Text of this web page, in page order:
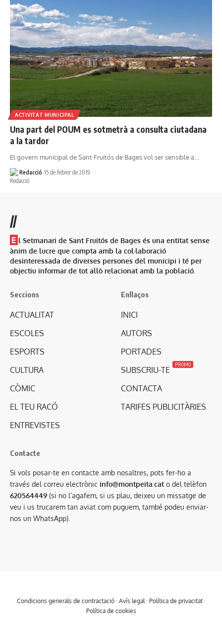
ACTIVITAT MUNICIPAL
Una part del POUM es sotmetrà a consulta ciutadana
a la tardor
El govern municipal de Sant Fruitós de Bages vol ser sensible a…
Redacció 15 de febrer de 2019
//
E l Setmanari de Sant Fruitós de Bages és una entitat sense
ànim de lucre que compta amb la col·laboració
desinteressada de diverses persones del municipi i té per
objectiu informar de tot allò relacionat amb la població.
Seccions
ACTUALITAT
ESCOLES
ESPORTS
CULTURA
CÒMIC
EL TEU RACÓ
ENTREVISTES
Enllaços
INICI
AUTORS
PORTADES
SUBSCRIU-TE
PROMO
CONTACTA
TARIFES PUBLICITÀRIES
Contacte
Si vols posar-te en contacte amb nosaltres, pots fer-ho a
través del correu electrònic info@montpeita.cat o del telèfon
620564449 (si no l’agafem, si us plau, deixeu un missatge de
veu i us trucarem tan aviat com puguem, també podeu enviar-
nos un WhatsApp).
Condicions generals de contractació· Avís legal · Política de privacitat·
Política de cookies